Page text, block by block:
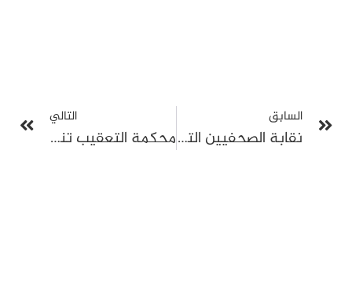
السابق
نقابة الصحفيين التونسيين تدعو إلى الإضراب العام رفضا للقمع ودفاعا عن حرية الإعلام
التالي
محكمة التعقيب تنقض قرار إحالة البشير العكرمي على الدائرة الجنائية وتعيد الملف لدائرة الاتهام